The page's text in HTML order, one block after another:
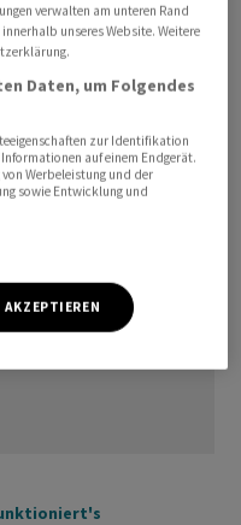
verwalten am unteren Rand
unseres Website. Weitere
Daten, um Folgendes
zur Identifikation
auf einem Endgerät.
Werbeleistung und der
sowie Entwicklung und
AKZEPTIEREN